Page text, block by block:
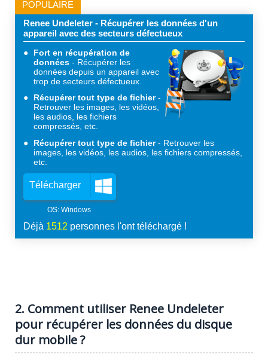
POPULAIRE
Renee Undeleter - Récupérer les données d'un
appareil avec des secteurs défectueux
Fort en récupération de
données
Récupérer les
données depuis un appareil avec
trop de secteurs défectueux.
Récupérer tout type de fichier
Retrouver les images, les vidéos,
les audios, les fichiers
compressés, etc.
Récupérer tout type de fichier
Retrouver les
images, les vidéos, les audios, les fichiers compressés,
etc.
Télécharger
Déjà 1512 personnes l'ont téléchargé !
2. Comment utiliser Renee Undeleter
pour récupérer les données du disque
dur mobile ?